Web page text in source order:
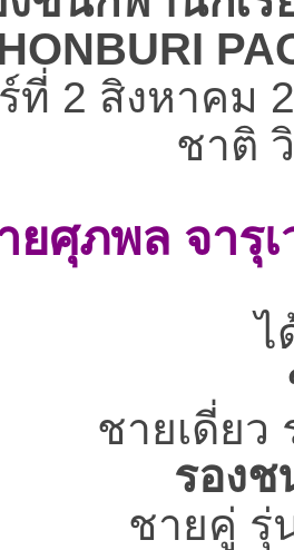
ที่ 2 สิงหาคม
ชาติ
ยศุภพล จารุ
ไ
ชายเดี่ยว
รองช
ชายคู่ รุ่